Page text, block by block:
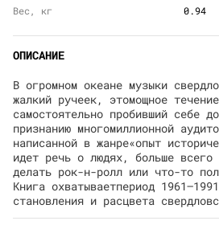
Вес, кг
0.94
ОПИСАНИЕ
В огромном океане музыки
жалкий ручеек, этомощное
самостоятельно пробивший себе
признанию многомиллионной
написанной в жанре«опыт
идет речь о людях, больше всего
делать рок-н-ролл или что-то
Книга охватываетпериод
становления и расцвета